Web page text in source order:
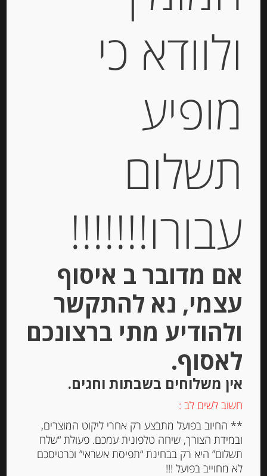
דבש טבעי ספרדי מפריחת אקליפטוס
MURIA
-
יחידות
סירופ אגבה
ולוודא כי
מופיע
תשלום
עבורו!!!!!!!
אם מדובר ב איסוף
עצמי, נא להתקשר
ולהודיע מתי ברצונכם
לאסוף.
אין משלוחים בשבתות וחגים.
חשוב לשים לב :
** החיוב בפועל מתבצע רק אחרי ליקוט המוצרים,
ובמידת הצורך, שיחה טלפונית עמכם. פעולת “שלח
תשלום” היא רק בבחינת “תפיסת אשראי” וכרטיסכם
לא מחוייב בפועל !!!